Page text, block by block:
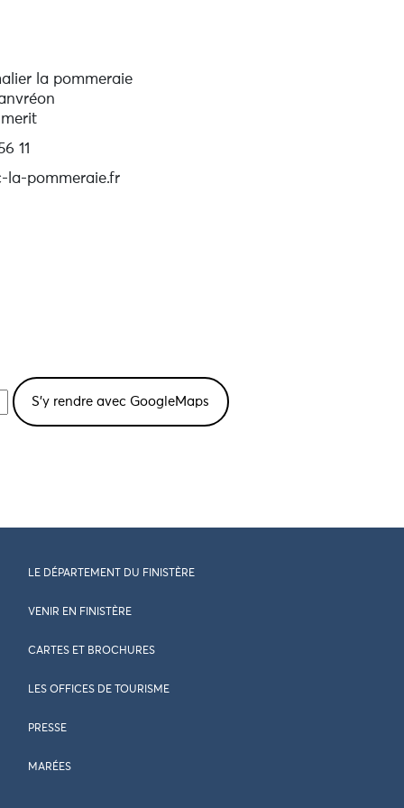
la pommeraie
11
la-pommeraie.fr
LE DÉPARTEMENT DU FINISTÈRE
VENIR EN FINISTÈRE
CARTES ET BROCHURES
LES OFFICES DE TOURISME
PRESSE
MARÉES